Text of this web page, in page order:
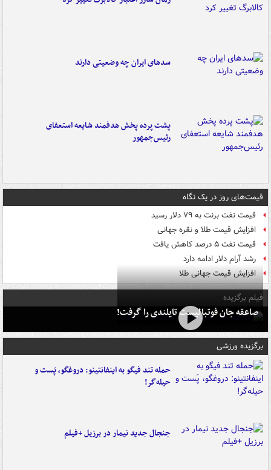
سدهای ایران چه وضعیتی دارند
پشت پرده پخش هدفمند شایعه استعفای
رئیس‌جمهور
قیمت‌های روز در یک نگاه
قیمت نفت برنت به ۷۹ دلار رسید
افزایش قیمت طلا و نقره جهانی
قیمت نفت ۵ درصد کاهش یافت
رشد آرام دلار ادامه دارد
افزایش قیمت جهانی طلا
فیلم برگزیده
صاعقه جان فوتبالیست تایلندی را گرفت!
برگزیده ورزشی
حمله تند فیگو به اینفانتینو: دروغگو، پَست‌ و
حیله‌گر!
جنجال جدید نیمار در برزیل +فیلم